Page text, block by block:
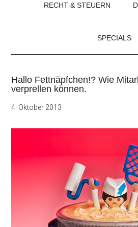
RECHT & STEUERN
SPECIALS
Hallo Fettnäpfchen!? Wie
verprellen können.
4. Oktober 2013